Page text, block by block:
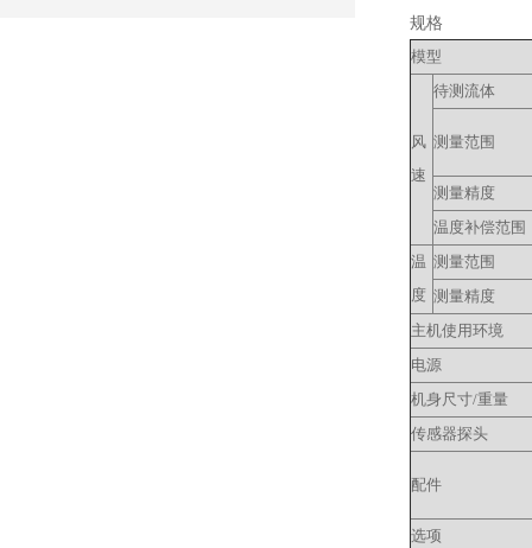
规格
模型
风
速
待测流体
测量范围
测量精度
温度补偿范围
温
度
测量范围
测量精度
主机使用环境
电源
机身尺寸/重量
传感器探头
配件
选项